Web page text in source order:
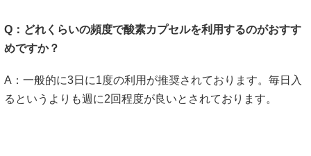
Q：どれくらいの頻度で酸素カプセルを利用するのがおすす
めですか？
A：一般的に3日に1度の利用が推奨されております。毎日入
るというよりも週に2回程度が良いとされております。